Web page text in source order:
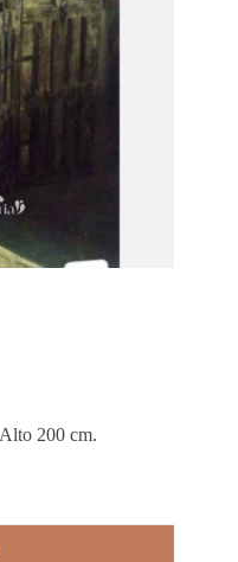
200 cm.